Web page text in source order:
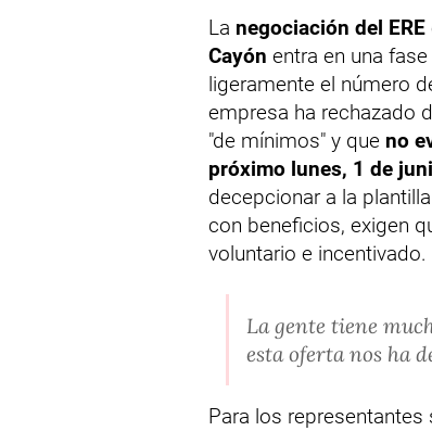
La negociación del ERE
Cayón entra en una
ligeramente el número
empresa ha rechazado
"de mínimos" y que no
próximo lunes, 1 de
decepcionar a la
con beneficios, exigen
voluntario e incentivado.
La gente tiene
esta oferta nos ha
Para los representantes